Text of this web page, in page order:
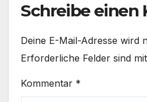
Schreibe einen
Deine E-Mail-Adresse wird
Erforderliche Felder sind mit
Kommentar *